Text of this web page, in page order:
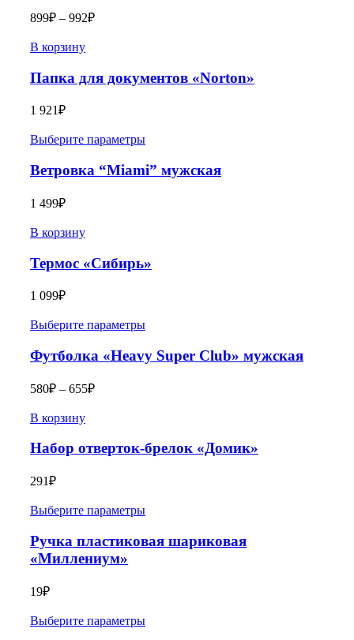
899₽ – 992₽
В корзину
Папка для документов «Norton»
1 921₽
Выберите параметры
Ветровка “Miami” мужская
1 499₽
В корзину
Термос «Сибирь»
1 099₽
Выберите параметры
Футболка «Heavy Super Club» мужская
580₽ – 655₽
В корзину
Набор отверток-брелок «Домик»
291₽
Выберите параметры
Ручка пластиковая шариковая
«Миллениум»
19₽
Выберите параметры